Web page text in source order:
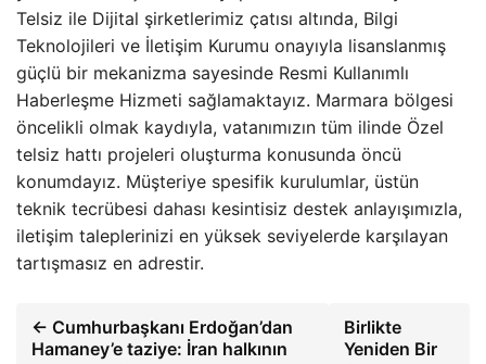
Telsiz ile Dijital şirketlerimiz çatısı altında, Bilgi
Teknolojileri ve İletişim Kurumu onayıyla lisanslanmış
güçlü bir mekanizma sayesinde Resmi Kullanımlı
Haberleşme Hizmeti sağlamaktayız. Marmara bölgesi
öncelikli olmak kaydıyla, vatanımızın tüm ilinde Özel
telsiz hattı projeleri oluşturma konusunda öncü
konumdayız. Müşteriye spesifik kurulumlar, üstün
teknik tecrübesi dahası kesintisiz destek anlayışımızla,
iletişim taleplerinizi en yüksek seviyelerde karşılayan
tartışmasız en adrestir.
← Cumhurbaşkanı Erdoğan’dan
Hamaney’e taziye: İran halkının
Birlikte
Yeniden Bir